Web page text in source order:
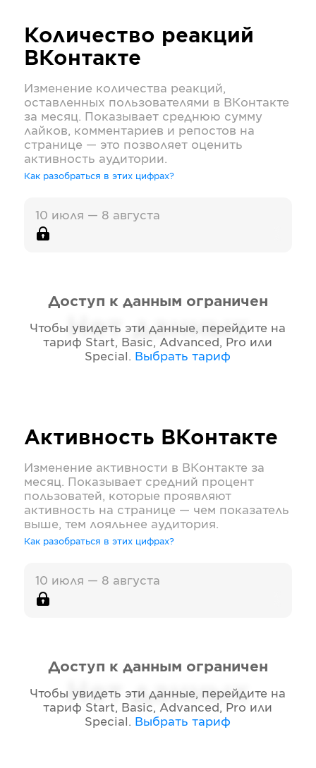
Количество реакций
ВКонтакте
Изменение количества реакций,
оставленных пользователями в ВКонтакте
за месяц. Показывает среднюю сумму
лайков, комментариев и репостов на
странице — это позволяет оценить
активность аудитории.
Как разобраться в этих цифрах?
10 июля — 8 августа
Нет данных
Доступ к данным ограничен
Чтобы увидеть эти данные, перейдите на
тариф Start, Basic, Advanced, Pro или
Special . Выбрать тариф
Активность ВКонтакте
Изменение активности в ВКонтакте за
месяц. Показывает средний процент
пользоватей, которые проявляют
активность на странице — чем показатель
выше, тем лояльнее аудитория.
Как разобраться в этих цифрах?
10 июля — 8 августа
Нет данных
Доступ к данным ограничен
Чтобы увидеть эти данные, перейдите на
тариф Start, Basic, Advanced, Pro или
Special . Выбрать тариф